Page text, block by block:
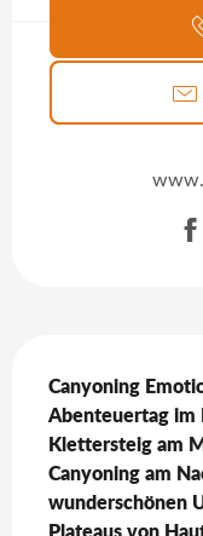
Canyoning
Abenteuertag im
Klettersteig am
Canyoning am
wunderschönen